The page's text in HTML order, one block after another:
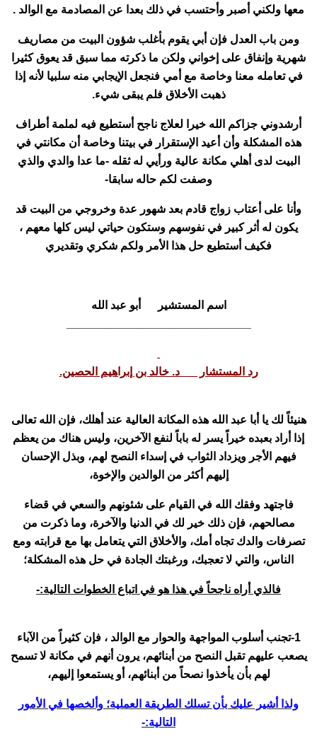
معها ولكني أصبر وأحتسب في ذلك بعدا عن المصادمة مع الوالد .
ومن باب العدل فإن أبي يقوم بأغلب شؤون البيت من مصاريف
شهرية وإنفاق على إخواني ولكن ما ذكرته مما سبق قد يعوق كثيرا
في تعامله معنا وخاصة مع أمي فنجعل الإيجابي منه سلبيا لأنه إذا
ذهبت الأخلاق فلم يبقى شيء.
أرشدوني جزاكم الله خيرا لعلاج ناجح أستطيع فيه لملمة أطراف
هذه المشكلة وأن أعيد الإستقرار في بيتنا وخاصة أن مكانتي في
البيت لدى أهلي مكانة عالية ورأيي له ثقله -ما عدا والدي والذي
وصفت لكم حاله سابقا-
وأنا على أعتاب زواج قادم بعد شهور عدة وخروجي من البيت قد
يكون له أثر كبير في نفوسهم وستكون حياتي ليس كلها معهم ،
فكيف أستطيع حل هذا الأمر ولكم شكري وتقديري
اسم المستشير أبو عبد الله
رد المستشار د. خالد بن إبراهيم الحصين.
هنيئاً لك يا أبا عبد الله هذه المكانة العالية عند أهلك، فإن الله تعالى
إذا أراد بعبده خيراً يسر له باباً لنفع الآخرين، وليس هناك من يعظم
فيهم الأجر ويزداد الثواب في إسداء النصح لهم، وبذل الإحسان
إليهم أكثر من الوالدين والإخوة،
فاجتهد وفقك الله في القيام على شئونهم والسعي في قضاء
مصالحهم، فإن ذلك خير لك في الدنيا والآخرة، وما ذكرت من
تصرفات والدك تجاه أمك، والأخلاق التي يتعامل بها مع قرابته ومع
الناس، والتي لا تعجبك، ورغبتك الجادة في حل هذه المشكلة؛
فالذي أراه ناجحاً في هذا هو في اتباع الخطوات التالية:-
1-تجنب أسلوب المواجهة والحوار مع الوالد ، فإن كثيراً من الآباء
يصعب عليهم تقبل النصح من أبنائهم، يرون أنهم في مكانة لا تسمح
لهم بأن يأخذوا نصحاً من أبنائهم، أو يستمعوا إليهم،
ولذا أشير عليك بأن تسلك الطريقة العملية؛ وألخصها في الأمور
التالية:-